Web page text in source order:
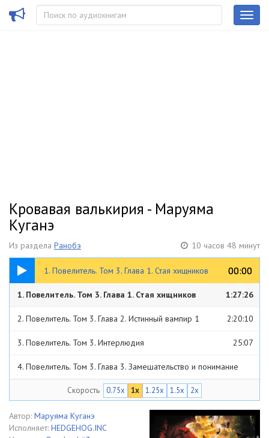
Кровавая валькирия - Маруяма
Куганэ
Из раздела Ранобэ 10 часов 48 минут
1. Повелитель. Том 3. Глава 1. Стая хищников 00:00
00:00
1:27:26
1. Повелитель. Том 3. Глава 1. Стая хищников 1:27:26
2. Повелитель. Том 3. Глава 2. Истинный вампир 1 2:20:10
3. Повелитель. Том 3. Интерлюдия 25:07
4. Повелитель. Том 3. Глава 3. Замешательство и понимание
5. Повелитель. Том 3. Глава 4. Перед смертельным поединком
1:45:20
6. Повелитель. Том 3. Глава 5. Игровой персонаж против
Скорость 0.75x 1x 1.25x 1.5x 2x
Автор: Маруяма Куганэ
Исполняет: HEDGEHOG.INC